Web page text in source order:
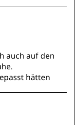
auch auf den
hätten